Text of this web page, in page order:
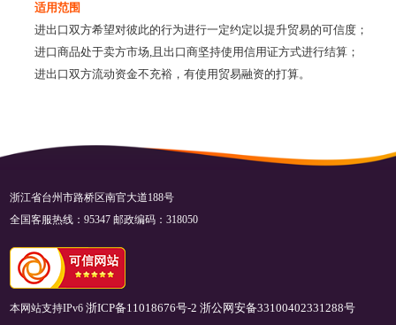
适用范围
进出口双方希望对彼此的行为进行一定约定以提升贸易的可信度；
进口商品处于卖方市场,且出口商坚持使用信用证方式进行结算；
进出口双方流动资金不充裕，有使用贸易融资的打算。
浙江省台州市路桥区南官大道188号
全国客服热线：95347 邮政编码：318050
本网站支持IPv6 浙ICP备11018676号-2 浙公网安备33100402331288号